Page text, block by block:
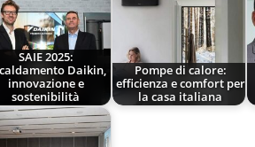
SAIE 2025:
Daikin,
innovazione e
sostenibilità
Pompe di calore:
efficienza e comfort per
la casa italiana